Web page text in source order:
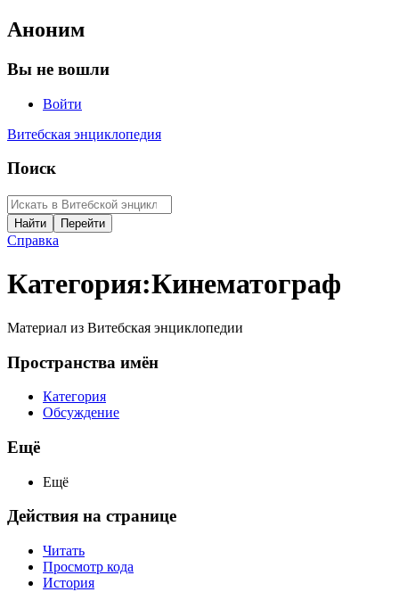
Аноним
Вы не вошли
Войти
Витебская энциклопедия
Поиск
Справка
Категория:Кинематограф
Материал из Витебская энциклопедии
Пространства имён
Категория
Обсуждение
Ещё
Ещё
Действия на странице
Читать
Просмотр кода
История